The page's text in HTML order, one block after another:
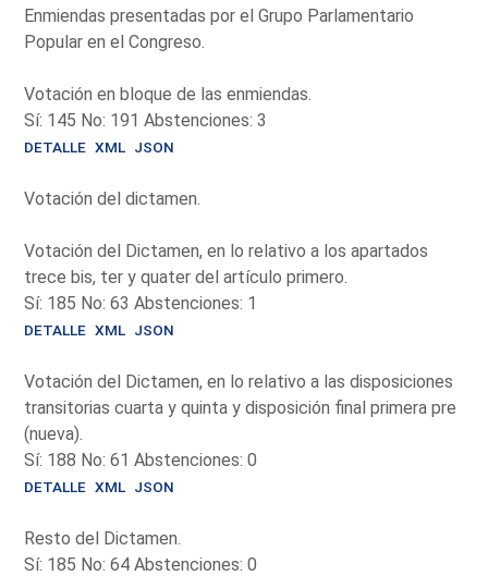
Enmiendas presentadas por el Grupo Parlamentario
Popular en el Congreso.
Votación en bloque de las enmiendas.
Sí: 145 No: 191 Abstenciones: 3
DETALLE XML JSON
Votación del dictamen.
Votación del Dictamen, en lo relativo a los apartados
trece bis, ter y quater del artículo primero.
Sí: 185 No: 63 Abstenciones: 1
DETALLE XML JSON
Votación del Dictamen, en lo relativo a las disposiciones
transitorias cuarta y quinta y disposición final primera pre
(nueva).
Sí: 188 No: 61 Abstenciones: 0
DETALLE XML JSON
Resto del Dictamen.
Sí: 185 No: 64 Abstenciones: 0